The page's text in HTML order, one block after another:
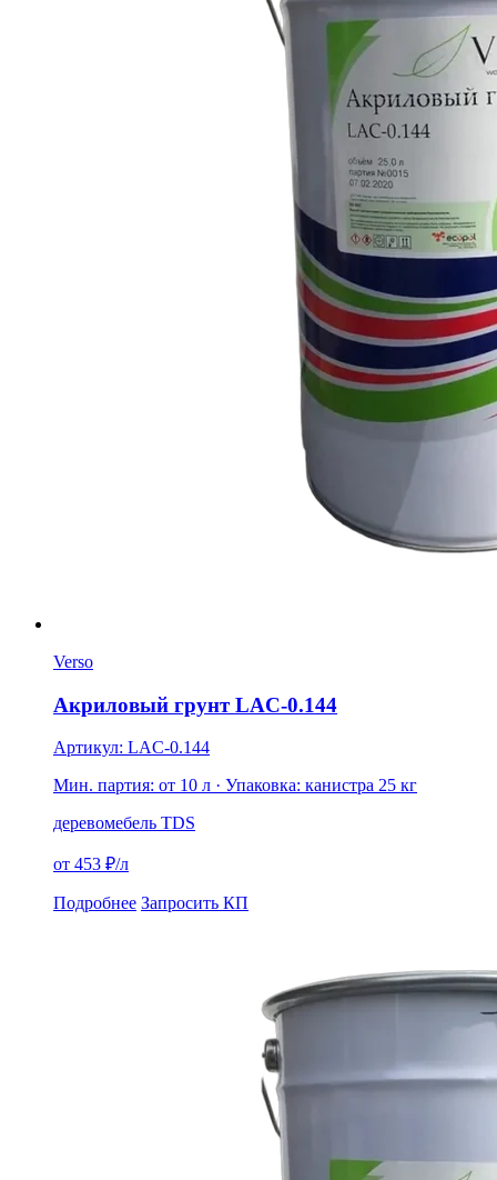
Verso
Акриловый грунт LAC-0.144
Артикул: LAC-0.144
Мин. партия: от 10 л · Упаковка: канистра 25 кг
деревомебель TDS
от 453 ₽/л
Подробнее Запросить КП